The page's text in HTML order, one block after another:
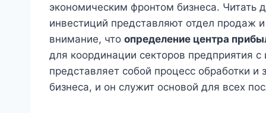
экономическим фронтом бизнеса. Читать
инвестиций представляют отдел продаж
внимание, что определение центра
для координации секторов предприятия с
представляет собой процесс обработки
бизнеса, и он служит основой для всех